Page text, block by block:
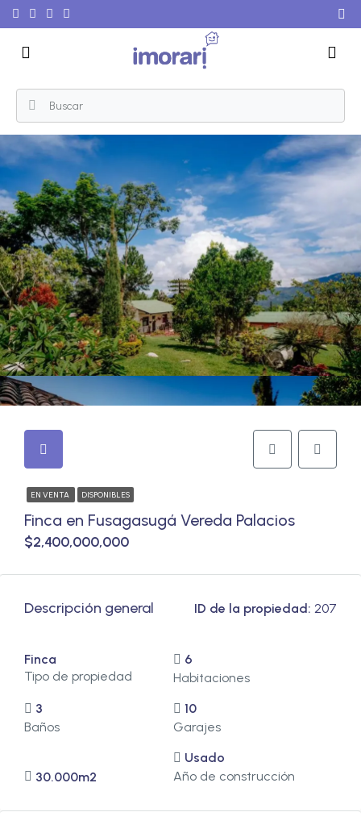
EN VENTA DISPONIBLES
Finca en Fusagasugá Vereda Palacios
$2,400,000,000
Descripción general ID de la propiedad: 207
Finca
Tipo de propiedad
6
Habitaciones
3
Baños
10
Garajes
30.000m2
Usado
Año de construcción